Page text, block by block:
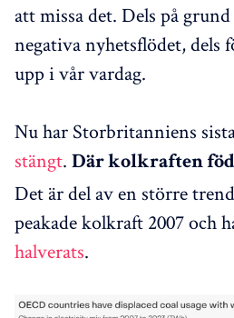
att missa det. Dels på
negativa nyhetsflödet, dels
upp i vår vardag.
Nu har Storbritanniens
stängt. Där kolkraften
Det är del av en större
peakade kolkraft 2007 och
halverats.